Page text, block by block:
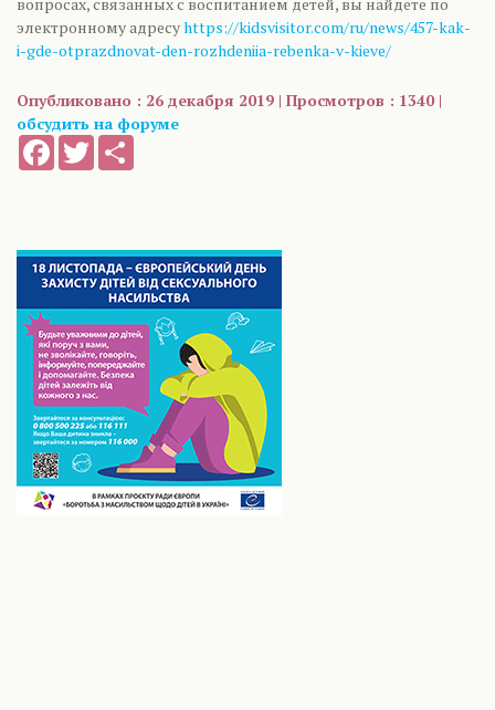
электронному адресуhttps://kidsvisitor.com/ru/news/457-kak-
i-gde-otprazdnovat-den-rozhdeniia-rebenka-v-kieve/
Опубликовано : 26 декабря 2019 | Просмотров : 1340 |
обсудить на форуме
FacebookTwitter